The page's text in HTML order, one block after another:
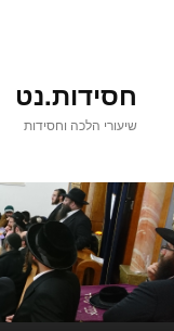
חסידות.נט
שיעורי הלכה וחסידות